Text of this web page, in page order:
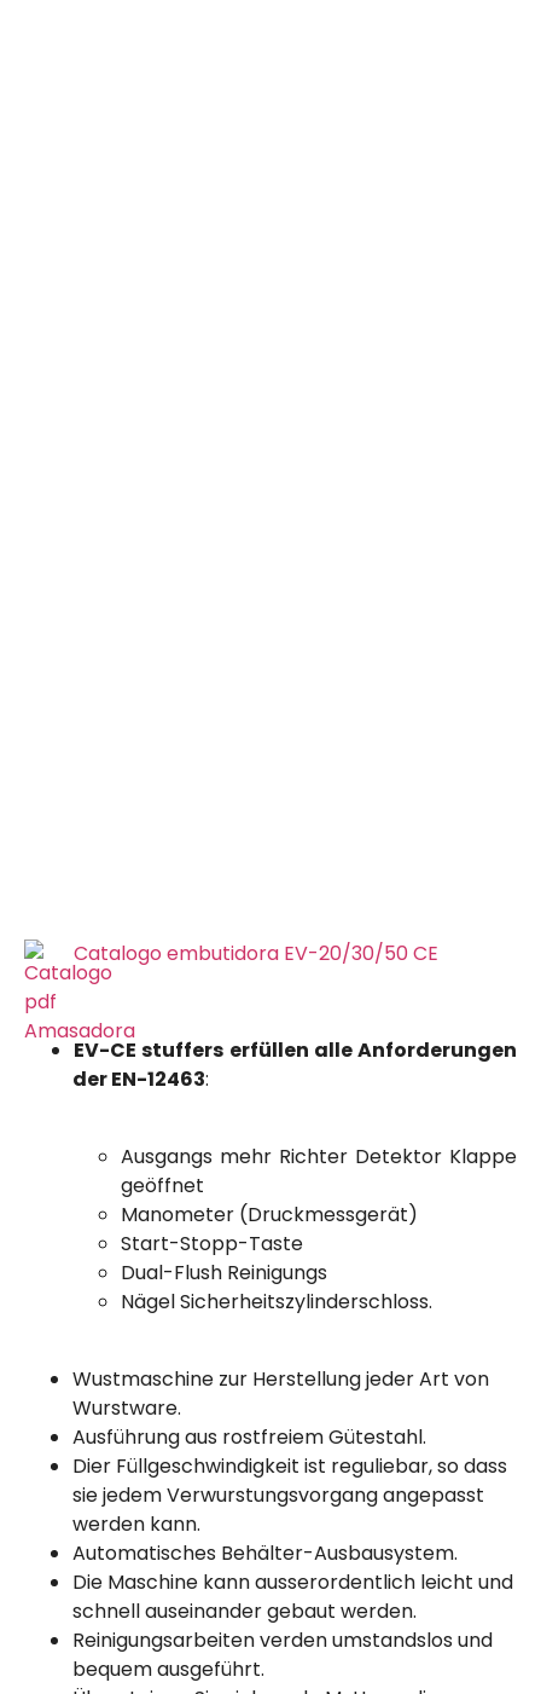
Catalogo embutidora EV-20/30/50 CE
EV-CE stuffers erfüllen alle Anforderungen
der EN-12463:
Ausgangs mehr Richter Detektor Klappe
geöffnet
Manometer (Druckmessgerät)
Start-Stopp-Taste
Dual-Flush Reinigungs
Nägel Sicherheitszylinderschloss.
Wustmaschine zur Herstellung jeder Art von
Wurstware.
Ausführung aus rostfreiem Gütestahl.
Dier Füllgeschwindigkeit ist reguliebar, so dass
sie jedem Verwurstungsvorgang angepasst
werden kann.
Automatisches Behälter-Ausbausystem.
Die Maschine kann ausserordentlich leicht und
schnell auseinander gebaut werden.
Reinigungsarbeiten verden umstandslos und
bequem ausgeführt.